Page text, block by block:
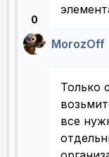
0
MorozOff
Только
все